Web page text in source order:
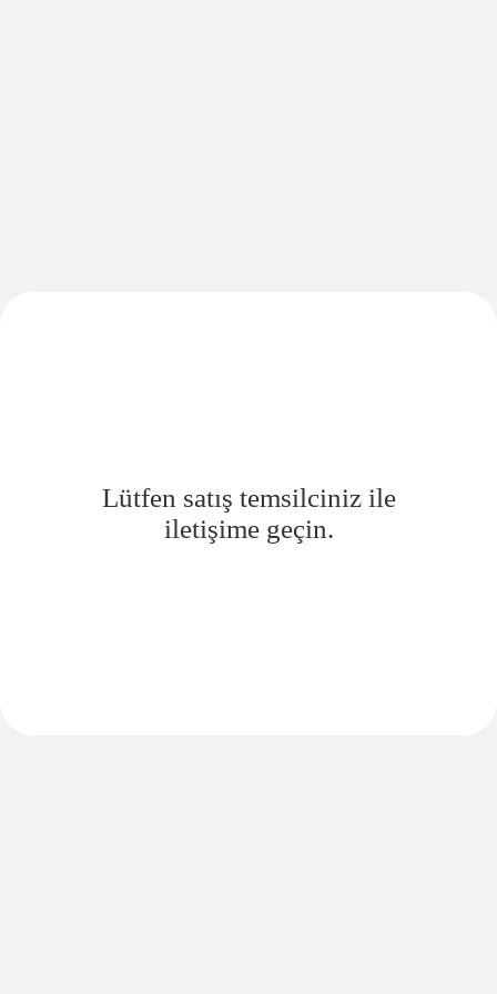
Lütfen satış temsilciniz ile
iletişime geçin.